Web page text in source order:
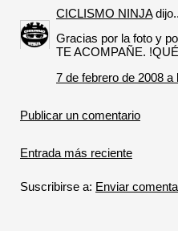
CICLISMO NINJA
Gracias por la foto y
TE ACOMPAÑE.
7 de febrero de 2008 a
Publicar un comentario
Entrada más reciente
Suscribirse a: Enviar